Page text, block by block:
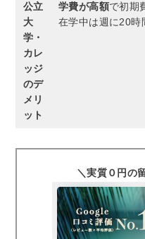
公立
大
学・
カレ
ッジ
のデ
メリ
ット
学費が高額で初期
在学中は週に20時
＼実質０円の